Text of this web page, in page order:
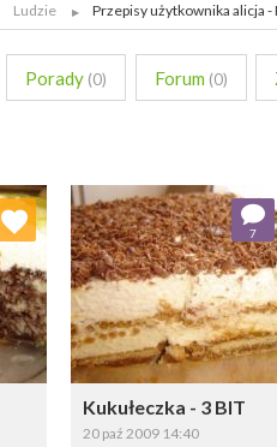
Ludzie Przepisy użytkownika alicja
Porady (0) Forum (0)
Kukułeczka - 3 BIT
20 paź 2009 14:40
7
Dodaj do